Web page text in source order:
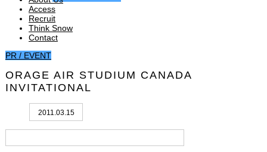
Access
Recruit
Think Snow
Contact
PR / EVENT
ORAGE AIR STUDIUM CANADA
INVITATIONAL
2011.03.15